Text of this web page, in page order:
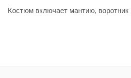
Костюм включает мантию, воротник